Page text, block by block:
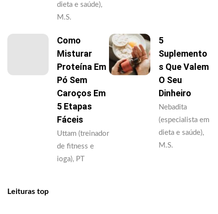
dieta e saúde),
M.S.
Como
Misturar
Proteína Em
Pó Sem
Caroços Em
5 Etapas
Fáceis
Uttam (treinador
de fitness e
ioga), PT
5
Suplemento
S Que Valem
O Seu
Dinheiro
Nebadita
(especialista em
dieta e saúde),
M.S.
Leituras top